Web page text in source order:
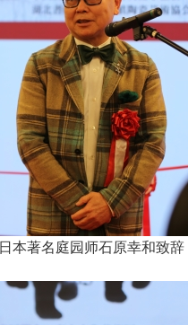
日本著名庭园师石原幸和致辞